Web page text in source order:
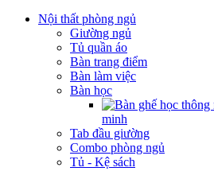
Nội thất phòng ngủ
Giường ngủ
Tủ quần áo
Bàn trang điểm
Bàn làm việc
Bàn học
minh
Tab đầu giường
Combo phòng ngủ
Tủ - Kệ sách